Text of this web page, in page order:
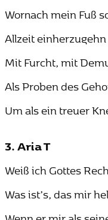
Wornach mein Fuß
Allzeit einherzugehn
Mit Furcht, mit
Als Proben des
Um als ein treuer
3. Aria T
Weiß ich Gottes
Was ist’s, das mir